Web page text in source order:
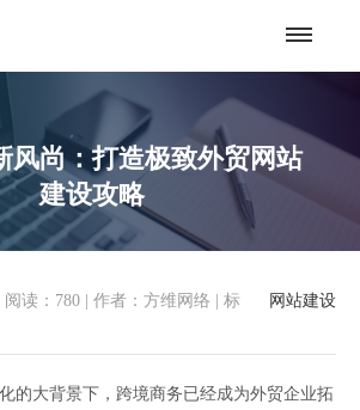
风尚：打造极致外贸网站
建设攻略
网站建设
阅读：780 作者：方维网络
标
的大背景下，跨境商务已经成为外贸企业拓